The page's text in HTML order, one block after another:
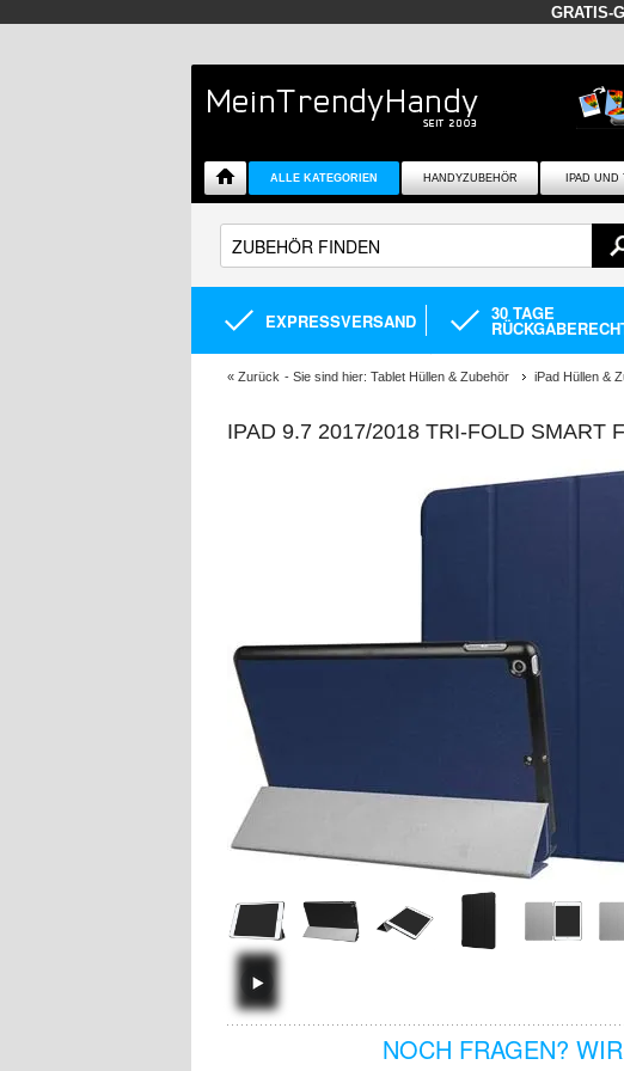
GRATIS-
ALLE KATEGORIEN HANDYZUBEHÖR IPAD
EXPRESSVERSAND 30 TAGE
« Zurück - Sie sind hier: Tablet Hüllen & Zubehör iPad Hüllen &
IPAD 9.7 2017/2018 TRI-FOLD SMART
NOCH FRAGEN?